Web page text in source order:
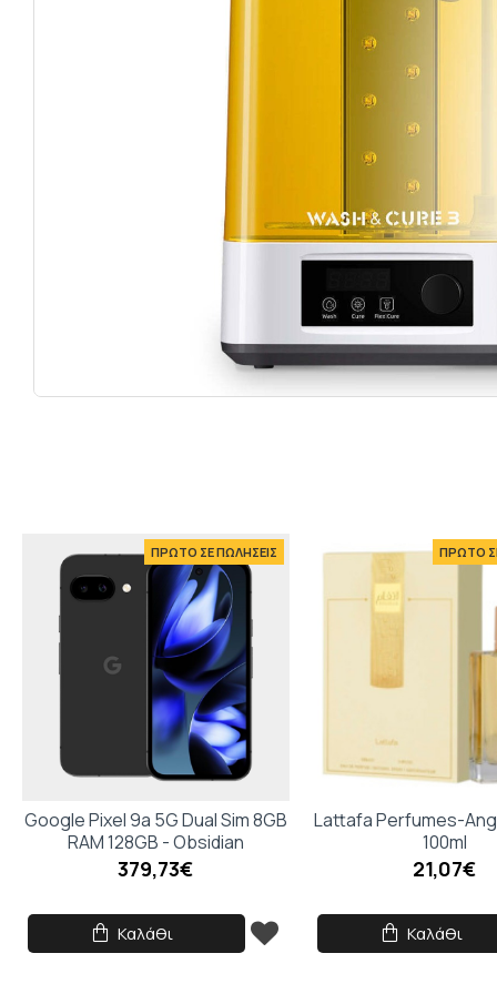
ΠΡΩΤΟ ΣΕ ΠΩΛΗΣΕΙΣ
Google Pixel 9a 5G Dual Sim 8GB
RAM 128GB - Obsidian
379,73€
Καλάθι
ΠΡΩΤΟ
Lattafa Perfumes-
100ml
21,07€
Καλάθι